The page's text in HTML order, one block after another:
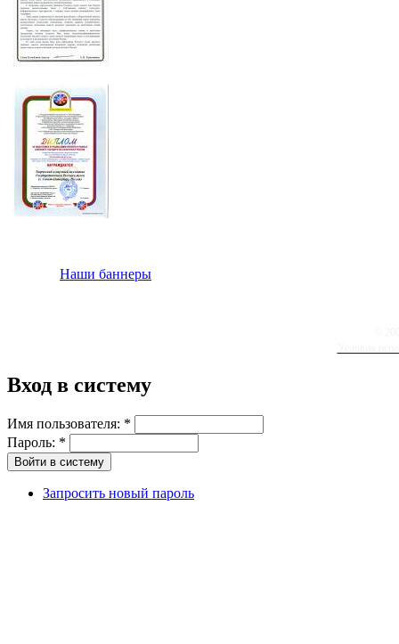
Наши баннеры
Вход в систему
Имя пользователя: *
Пароль: *
Запросить новый пароль